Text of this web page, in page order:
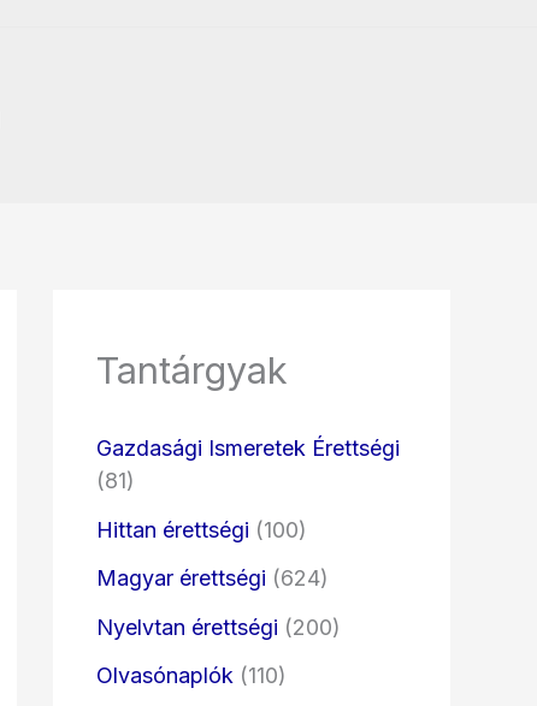
Tantárgyak
Gazdasági Ismeretek Érettségi
(81)
Hittan érettségi (100)
Magyar érettségi (624)
Nyelvtan érettségi (200)
Olvasónaplók (110)